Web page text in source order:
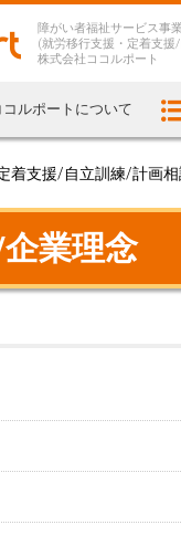
障がい者福祉サービス事
(就労移行支援・定着支
株式会社ココルポート
コルポートについて
着支援/自立訓練/計画相
業理念